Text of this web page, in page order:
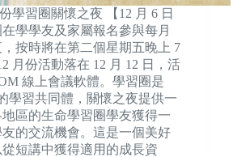
學習圈關懷之夜 【12 月 6 日
學學友及家屬報名參與每月
按時將在第二個星期五晚上 7
月份活動落在 12 月 12 日，活
線上會議軟體。學習圈是
學習共同體，關懷之夜提供一
區的生命學習圈學友獲得一
的交流機會。這是一個美好
短講中獲得適用的成長資